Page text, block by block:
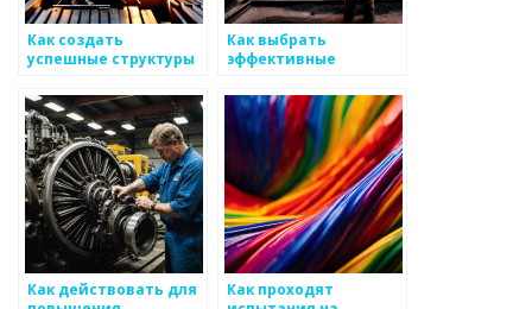
Как создать
успешные структуры
ответственности по
сфере
металлоизделий
Как выбрать
эффективные
проверки
покупателей на
наличие
металоизделий
Как действовать для
Как проходят